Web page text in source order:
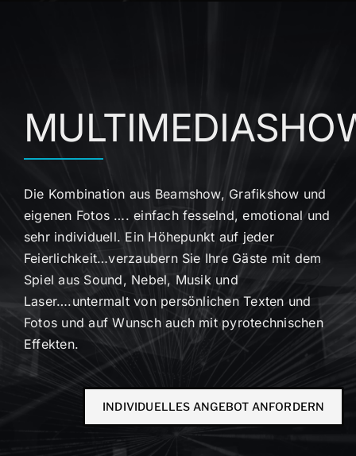
Die Kombination aus Beamshow, Grafikshow und
eigenen Fotos …. einfach fesselnd, emotional und
sehr individuell. Ein Höhepunkt auf jeder
Feierlichkeit…verzaubern Sie Ihre Gäste mit dem
Spiel aus Sound, Nebel, Musik und
Laser….untermalt von persönlichen Texten und
Fotos und auf Wunsch auch mit pyrotechnischen
Effekten.
INDIVIDUELLES ANGEBOT ANFORDERN